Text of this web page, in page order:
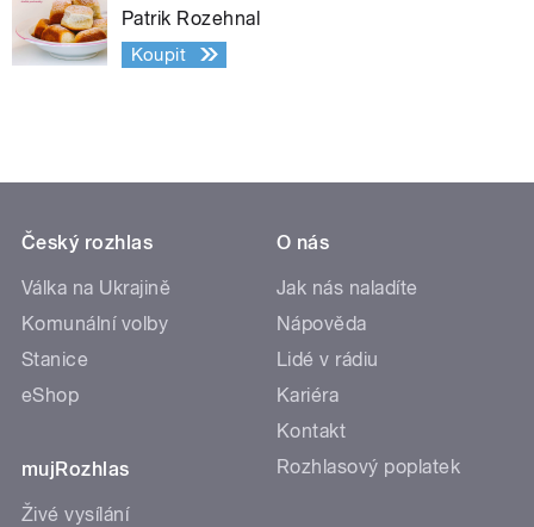
Patrik Rozehnal
Koupit
Český rozhlas
Válka na Ukrajině
Komunální volby
Stanice
eShop
mujRozhlas
Živé vysílání
O nás
Jak nás naladíte
Nápověda
Lidé v rádiu
Kariéra
Kontakt
Rozhlasový poplatek